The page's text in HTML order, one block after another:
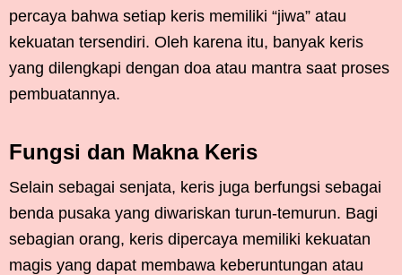
percaya bahwa setiap keris memiliki “jiwa” atau
kekuatan tersendiri. Oleh karena itu, banyak keris
yang dilengkapi dengan doa atau mantra saat proses
pembuatannya.
Fungsi dan Makna Keris
Selain sebagai senjata, keris juga berfungsi sebagai
benda pusaka yang diwariskan turun-temurun. Bagi
sebagian orang, keris dipercaya memiliki kekuatan
magis yang dapat membawa keberuntungan atau